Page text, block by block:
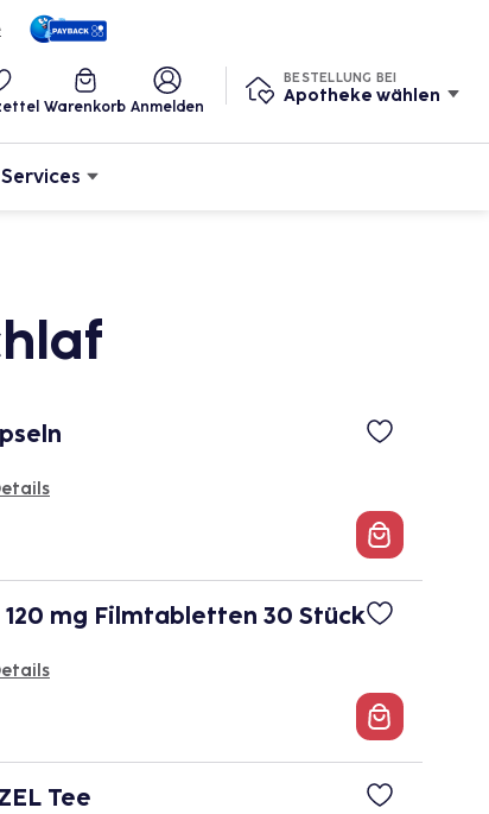
Warenkorb Anmelden
BESTELLUNG BEI
Apotheke wählen
120 mg Filmtabletten 30 Stück
Tee